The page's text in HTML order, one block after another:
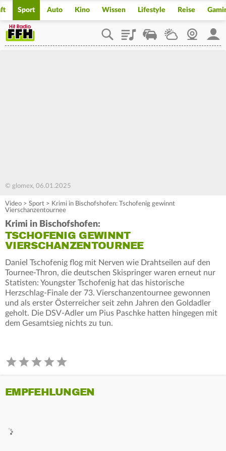
Sport Auto Kino Wissen Lifestyle Reise
PlaylistStaupilotWetterWebcam
© glomex, 06.01.2025
Video > Sport > Krimi in Bischofshofen: Tschofenig gewinnt
Vierschanzentournee
Krimi in Bischofshofen:
TSCHOFENIG GEWINNT
VIERSCHANZENTOURNEE
Daniel Tschofenig flog mit Nerven wie Drahtseilen auf den
Tournee-Thron, die deutschen Skispringer waren erneut nur
Statisten: Youngster Tschofenig hat das historische
Herzschlag-Finale der 73. Vierschanzentournee gewonnen
und als erster Österreicher seit zehn Jahren den Goldadler
geholt. Die DSV-Adler um Pius Paschke hatten hingegen mit
dem Gesamtsieg nichts zu tun.
EMPFEHLUNGEN